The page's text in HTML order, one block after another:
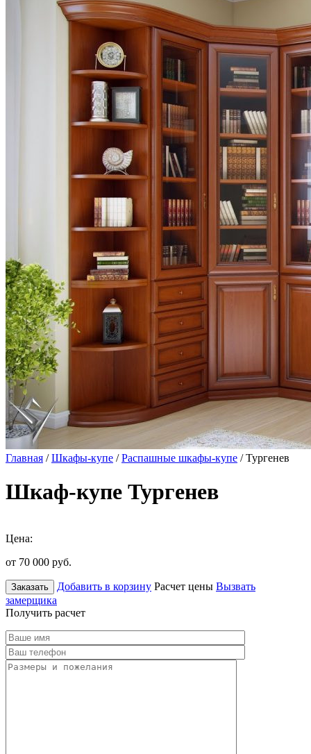
Главная /Шкафы-купе /Распашные шкафы-купе / Тургенев
Шкаф-купе Тургенев
Цена:
от 70 000 руб.
Заказать Добавить в корзину Расчет цены Вызвать
замерщика
Получить расчет